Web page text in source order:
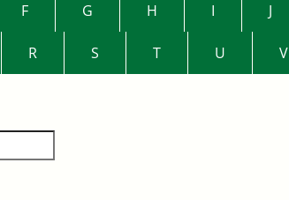
F G H I J
R S T U V